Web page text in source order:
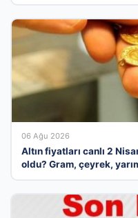
06 Ağu 2026
Altın fiyatları canlı 2
oldu? Gram, çeyrek,